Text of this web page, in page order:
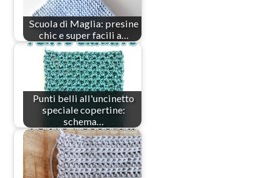
Scuola di Maglia: presine
chic e super facili a…
Punti belli all'uncinetto
speciale copertine:
schema…